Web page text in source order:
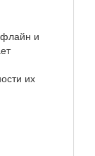
и
их